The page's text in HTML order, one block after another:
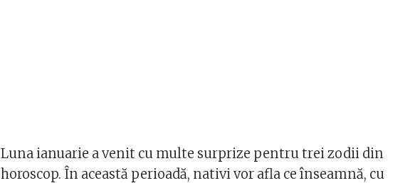
Luna ianuarie a venit cu multe surprize pentru trei zodii din
horoscop. În această perioadă, nativi vor afla ce înseamnă, cu